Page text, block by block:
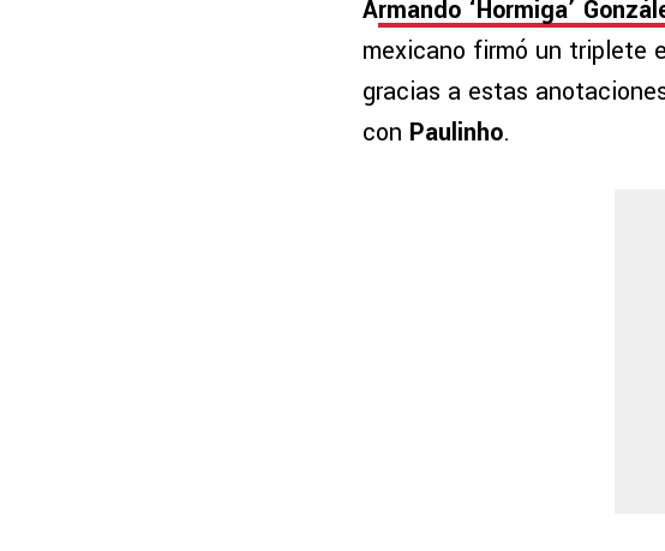
Armando ‘Hormiga’
mexicano firmó un triplete
gracias a estas
con Paulinho.